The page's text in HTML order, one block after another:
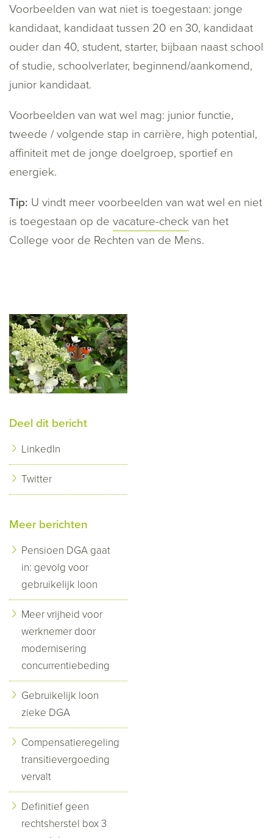
Voorbeelden van wat niet is toegestaan: jonge
kandidaat, kandidaat tussen 20 en 30, kandidaat
ouder dan 40, student, starter, bijbaan naast school
of studie, schoolverlater, beginnend/aankomend,
junior kandidaat.
Voorbeelden van wat wel mag: junior functie,
tweede / volgende stap in carrière, high potential,
affiniteit met de jonge doelgroep, sportief en
energiek.
Tip: U vindt meer voorbeelden van wat wel en niet
is toegestaan op de vacature-check van het
College voor de Rechten van de Mens.
Deel dit bericht
LinkedIn
Twitter
Meer berichten
Pensioen DGA gaat
in: gevolg voor
gebruikelijk loon
Meer vrijheid voor
werknemer door
modernisering
concurrentiebeding
Gebruikelijk loon
zieke DGA
Compensatieregeling
transitievergoeding
vervalt
Definitief geen
rechtsherstel box 3